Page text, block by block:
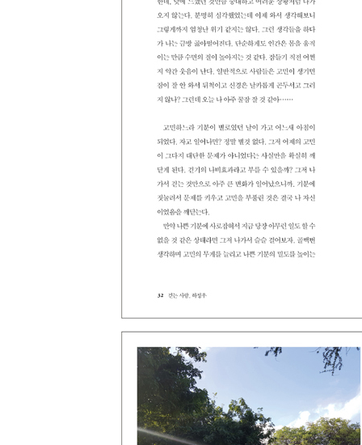
힘들다, 걸어야겠다
바쁘고 지칠수록, 루틴! · 161
모두를 웃게 하진 못했지만
사람의 표정을 읽고 저장하는 일
감독의 눈높이 의자에 앉아서 · 177
꼰대가 되지 않는 법
자리를 비워주는 사람이 아름답다 · 181
도심을 걷다가, 문득 · 185
우리는 연결되어 있다
팀플레이의 즐거움 · 190
내 친구들을 소개합니다
걷기 모임의 올드보이들 · 195